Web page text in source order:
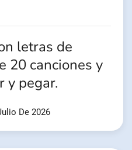
letras de
20 canciones y
y pegar.
De 2026